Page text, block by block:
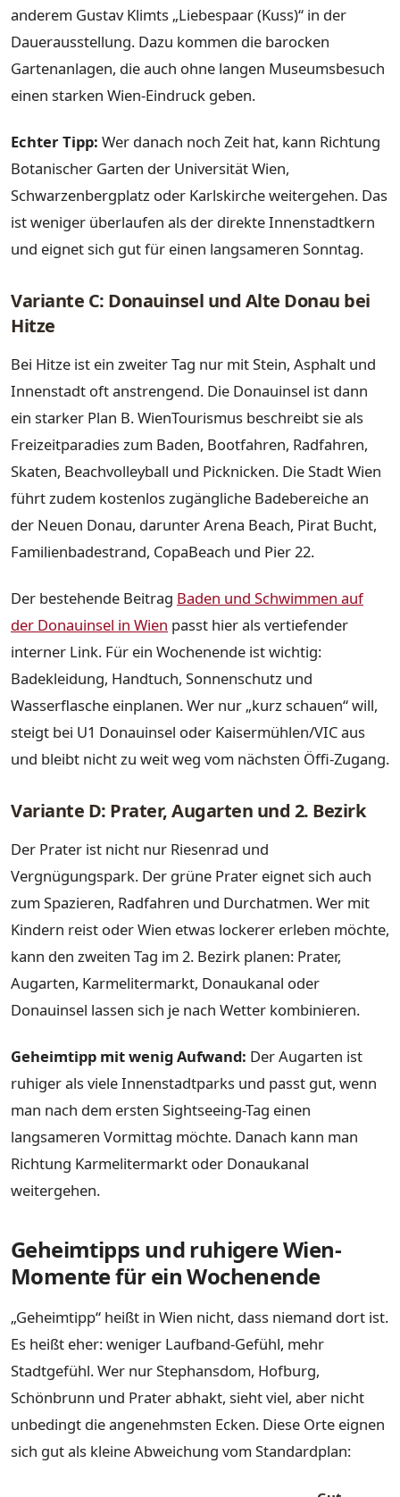
anderem Gustav Klimts „Liebespaar (Kuss)“ in der
Dauerausstellung. Dazu kommen die barocken
Gartenanlagen, die auch ohne langen Museumsbesuch
einen starken Wien-Eindruck geben.
Echter Tipp: Wer danach noch Zeit hat, kann Richtung
Botanischer Garten der Universität Wien,
Schwarzenbergplatz oder Karlskirche weitergehen. Das
ist weniger überlaufen als der direkte Innenstadtkern
und eignet sich gut für einen langsameren Sonntag.
Variante C: Donauinsel und Alte Donau bei
Hitze
Bei Hitze ist ein zweiter Tag nur mit Stein, Asphalt und
Innenstadt oft anstrengend. Die Donauinsel ist dann
ein starker Plan B. WienTourismus beschreibt sie als
Freizeitparadies zum Baden, Bootfahren, Radfahren,
Skaten, Beachvolleyball und Picknicken. Die Stadt Wien
führt zudem kostenlos zugängliche Badebereiche an
der Neuen Donau, darunter Arena Beach, Pirat Bucht,
Familienbadestrand, CopaBeach und Pier 22.
Der bestehende Beitrag Baden und Schwimmen auf
der Donauinsel in Wien passt hier als vertiefender
interner Link. Für ein Wochenende ist wichtig:
Badekleidung, Handtuch, Sonnenschutz und
Wasserflasche einplanen. Wer nur „kurz schauen“ will,
steigt bei U1 Donauinsel oder Kaisermühlen/VIC aus
und bleibt nicht zu weit weg vom nächsten Öffi-Zugang.
Variante D: Prater, Augarten und 2. Bezirk
Der Prater ist nicht nur Riesenrad und
Vergnügungspark. Der grüne Prater eignet sich auch
zum Spazieren, Radfahren und Durchatmen. Wer mit
Kindern reist oder Wien etwas lockerer erleben möchte,
kann den zweiten Tag im 2. Bezirk planen: Prater,
Augarten, Karmelitermarkt, Donaukanal oder
Donauinsel lassen sich je nach Wetter kombinieren.
Geheimtipp mit wenig Aufwand: Der Augarten ist
ruhiger als viele Innenstadtparks und passt gut, wenn
man nach dem ersten Sightseeing-Tag einen
langsameren Vormittag möchte. Danach kann man
Richtung Karmelitermarkt oder Donaukanal
weitergehen.
Geheimtipps und ruhigere Wien-
Momente für ein Wochenende
„Geheimtipp“ heißt in Wien nicht, dass niemand dort ist.
Es heißt eher: weniger Laufband-Gefühl, mehr
Stadtgefühl. Wer nur Stephansdom, Hofburg,
Schönbrunn und Prater abhakt, sieht viel, aber nicht
unbedingt die angenehmsten Ecken. Diese Orte eignen
sich gut als kleine Abweichung vom Standardplan: